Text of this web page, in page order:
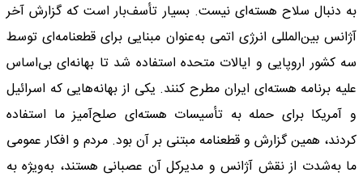
به دنبال سلاح هسته‌ای نیست. بسیار تأسف‌بار است که گزارش آخر
آژانس بین‌المللی انرژی اتمی به‌عنوان مبنایی برای قطعنامه‌ای توسط
سه کشور اروپایی و ایالات متحده استفاده شد تا بهانه‌ای بی‌اساس
علیه برنامه هسته‌ای ایران مطرح کنند. یکی از بهانه‌هایی که اسرائیل
و آمریکا برای حمله به تأسیسات هسته‌ای صلح‌آمیز ما استفاده
کردند، همین گزارش و قطعنامه مبتنی بر آن بود. مردم و افکار عمومی
ما به‌شدت از نقش آژانس و مدیرکل آن عصبانی هستند، به‌ویژه به